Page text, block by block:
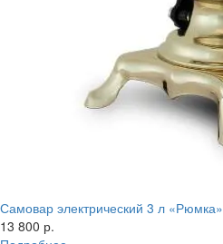
Самовар электрический 3 л «Рюмка»
13 800 р.